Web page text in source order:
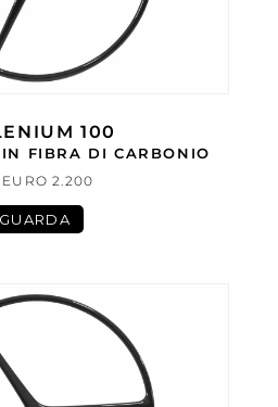
100
FIBRA DI CARBONIO
EURO 2.200
GUARDA